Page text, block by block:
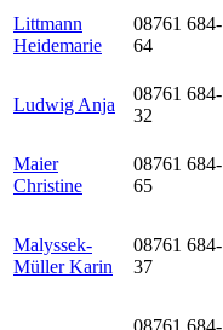
Littmann
Heidemarie
08761 684-
64
Ludwig Anja
08761 684-
32
Maier
Christine
08761 684-
65
Malyssek-
Müller Karin
08761 684-
37
08761 684-